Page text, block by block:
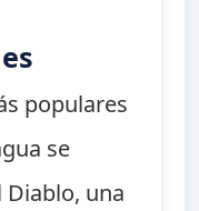
populares
se
una